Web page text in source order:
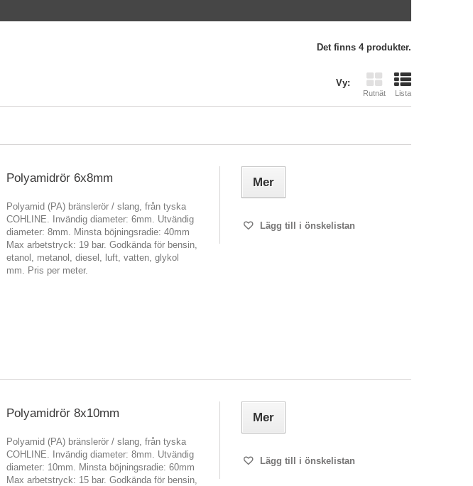
Det finns 4 produkter.
Vy:
Rutnät Lista
Polyamidrör 6x8mm
Polyamid (PA) bränslerör / slang, från tyska
COHLINE. Invändig diameter: 6mm. Utvändig
diameter: 8mm. Minsta böjningsradie: 40mm
Max arbetstryck: 19 bar. Godkända för bensin,
etanol, metanol, diesel, luft, vatten, glykol
mm. Pris per meter.
Mer
Lägg till i önskelistan
Polyamidrör 8x10mm
Polyamid (PA) bränslerör / slang, från tyska
COHLINE. Invändig diameter: 8mm. Utvändig
diameter: 10mm. Minsta böjningsradie: 60mm
Max arbetstryck: 15 bar. Godkända för bensin,
Mer
Lägg till i önskelistan